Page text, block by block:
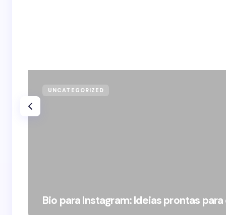
UNCATEGORIZED
Bio para Instagram: Ideias prontas